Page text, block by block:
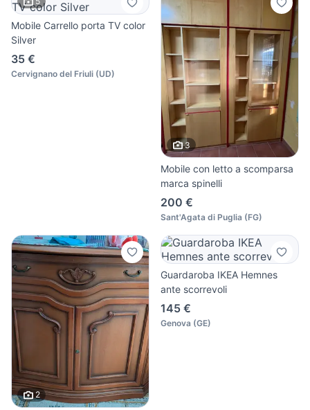
Mobile Carrello porta TV color
Silver
35 €
Cervignano del Friuli (UD)
3
Mobile con letto a scomparsa
marca spinelli
200 €
Sant'Agata di Puglia (FG)
2
Guardaroba IKEA Hemnes
ante scorrevoli
145 €
Genova (GE)